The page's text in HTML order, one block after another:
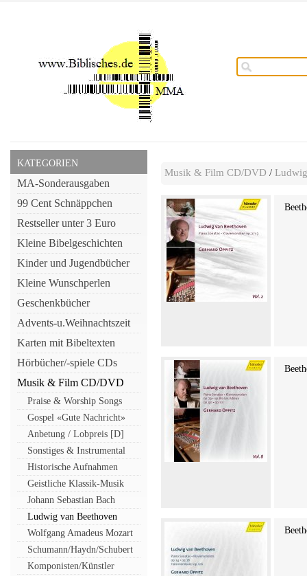
KATEGORIEN
MA-Sonderausgaben
99 Cent Schnäppchen
Restseller unter 3 Euro
Kleine Bibelgeschichten
Kinder und Jugendbücher
Kleine Wunschperlen
Geschenkbücher
Advents-u.Weihnachtszeit
Karten mit Bibeltexten
Hörbücher/-spiele CDs
Musik & Film CD/DVD
Praise & Worship Songs
Gospel «Gute Nachricht»
Anbetung / Lobpreis [D]
Sonstiges & Instrumental
Historische Aufnahmen
Geistliche Klassik-Musik
Johann Sebastian Bach
Ludwig van Beethoven
Wolfgang Amadeus Mozart
Schumann/Haydn/Schubert
Komponisten/Künstler
Musik & Film CD/DVD /